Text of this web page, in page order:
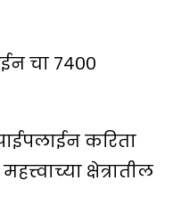
चा ७४००
करिता
क्षेत्रातील